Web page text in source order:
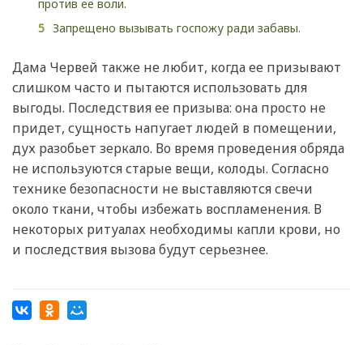
против ее воли.
Запрещено вызывать госпожу ради забавы.
Дама Червей также не любит, когда ее призывают
слишком часто и пытаются использовать для
выгоды. Последствия ее призыва: она просто не
придет, сущность напугает людей в помещении,
дух разобьет зеркало. Во время проведения обряда
не используются старые вещи, колоды. Согласно
технике безопасности не выставляются свечи
около ткани, чтобы избежать воспламенения. В
некоторых ритуалах необходимы капли крови, но
и последствия вызова будут серьезнее.